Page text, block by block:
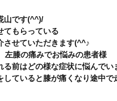
山です(^^)/
てもらっている
させていただきます(^^♪
膝の痛みでお悩みの患者様
前はどの様な症状に悩んでい
ていると膝が痛くなり途中で